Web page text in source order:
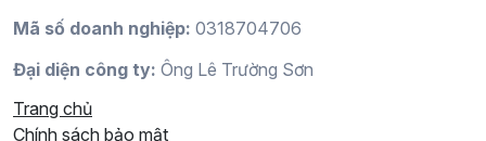
Mã số doanh nghiệp: 0318704706
Đại diện công ty: Ông Lê Trường Sơn
Trang chủ
Chính sách bảo mật